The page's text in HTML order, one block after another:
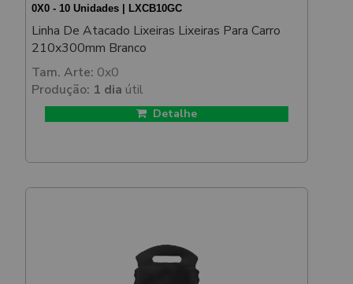
0X0 - 10 Unidades | LXCB10GC
Linha De Atacado Lixeiras Lixeiras Para Carro
210x300mm Branco
Tam. Arte: 0x0
Produção: 1 dia útil
Detalhe